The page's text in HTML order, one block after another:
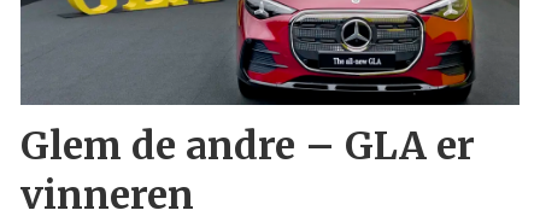
Glem de andre – GLA er
vinneren